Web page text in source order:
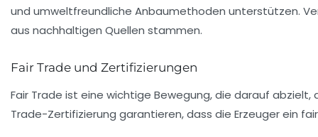
und umweltfreundliche Anbaumethoden unterstützen.
aus nachhaltigen Quellen stammen.
Fair Trade und Zertifizierungen
Fair Trade ist eine wichtige Bewegung, die darauf abzielt,
Trade-Zertifizierung garantieren, dass die Erzeuger ein